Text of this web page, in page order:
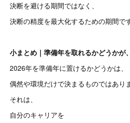
決断を避ける期間ではなく、
決断の精度を最大化するための期間です
小まとめ｜準備年を取れるかどうかが
2026年を準備年に置けるかどうかは、
偶然や環境だけで決まるものではあり
それは、
自分のキャリアを